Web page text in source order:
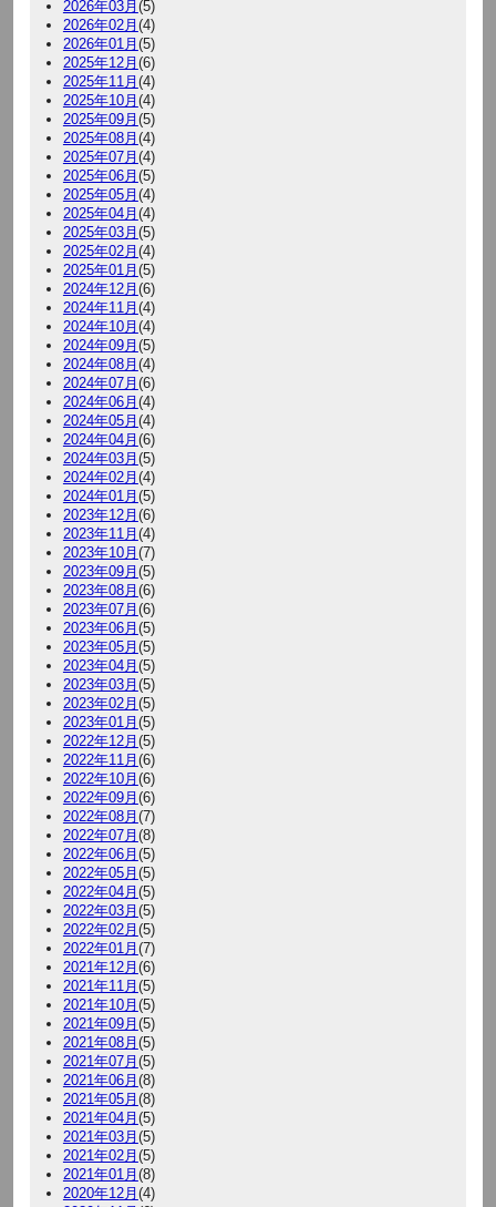
2026年03月 (5)
2026年02月(4)
2026年01月(5)
2025年12月(6)
2025年11月(4)
2025年10月(4)
2025年09月(5)
2025年08月(4)
2025年07月(4)
2025年06月(5)
2025年05月(4)
2025年04月(4)
2025年03月(5)
2025年02月(4)
2025年01月(5)
2024年12月(6)
2024年11月(4)
2024年10月(4)
2024年09月(5)
2024年08月(4)
2024年07月(6)
2024年06月(4)
2024年05月(4)
2024年04月(6)
2024年03月(5)
2024年02月(4)
2024年01月(5)
2023年12月(6)
2023年11月(4)
2023年10月(7)
2023年09月(5)
2023年08月(6)
2023年07月(6)
2023年06月(5)
2023年05月(5)
2023年04月(5)
2023年03月(5)
2023年02月(5)
2023年01月(5)
2022年12月(5)
2022年11月(6)
2022年10月(6)
2022年09月(6)
2022年08月(7)
2022年07月(8)
2022年06月(5)
2022年05月(5)
2022年04月(5)
2022年03月(5)
2022年02月(5)
2022年01月(7)
2021年12月(6)
2021年11月(5)
2021年10月(5)
2021年09月(5)
2021年08月(5)
2021年07月(5)
2021年06月(8)
2021年05月(8)
2021年04月(5)
2021年03月(5)
2021年02月(5)
2021年01月(8)
2020年12月(4)